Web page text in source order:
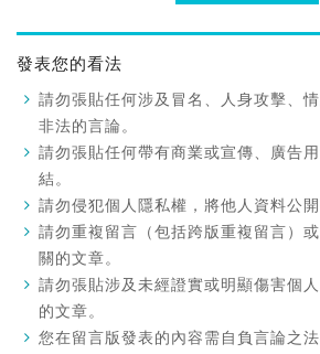
發表您的看法
請勿張貼任何涉及冒名、人身攻擊、
非法的言論。
請勿張貼任何帶有商業或宣傳、廣告
結。
請勿侵犯個人隱私權，將他人資料公開
請勿重複留言（包括跨版重複留言）
關的文章。
請勿張貼涉及未經證實或明顯傷害個
的文章。
您在留言版發表的內容需自負言論之